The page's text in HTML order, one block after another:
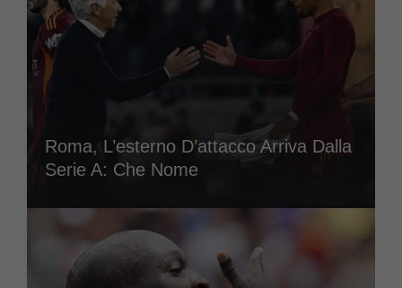
Roma, L’esterno D’attacco Arriva Dalla
Serie A: Che Nome